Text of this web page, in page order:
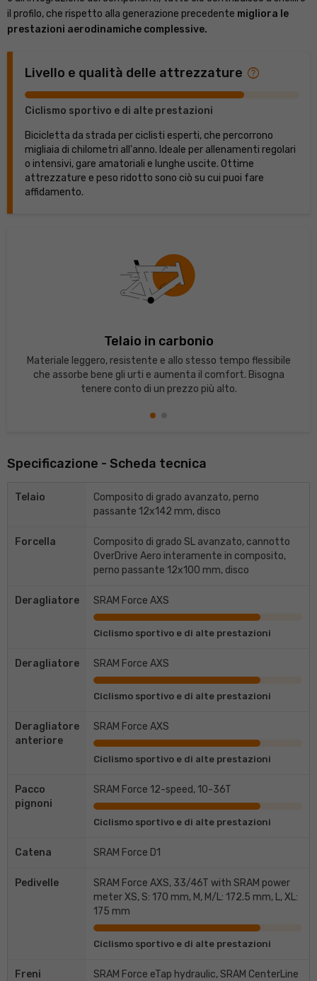
il profilo, che rispetto alla generazione precedente migliora le
prestazioni aerodinamiche complessive.
Livello e qualità delle attrezzature help
Ciclismo sportivo e di alte prestazioni
Bicicletta da strada per ciclisti esperti, che percorrono
migliaia di chilometri all'anno. Ideale per allenamenti regolari
o intensivi, gare amatoriali e lunghe uscite. Ottime
attrezzature e peso ridotto sono ciò su cui puoi fare
affidamento.
Telaio in carbonio
Materiale leggero, resistente e allo stesso tempo flessibile
che assorbe bene gli urti e aumenta il comfort. Bisogna
tenere conto di un prezzo più alto.
Specificazione - Scheda tecnica
Telaio
Composito di grado avanzato, perno
passante 12x142 mm, disco
Forcella
Composito di grado SL avanzato, cannotto
OverDrive Aero interamente in composito,
perno passante 12x100 mm, disco
Deragliatore SRAM Force AXS
Ciclismo sportivo e di alte prestazioni
Deragliatore SRAM Force AXS
Ciclismo sportivo e di alte prestazioni
Deragliatore
anteriore
SRAM Force AXS
Ciclismo sportivo e di alte prestazioni
Pacco
pignoni
SRAM Force 12-speed, 10-36T
Ciclismo sportivo e di alte prestazioni
Catena SRAM Force D1
Pedivelle
SRAM Force AXS, 33/46T with SRAM power
meter XS, S: 170 mm, M, M/L: 172.5 mm, L, XL:
175 mm
Ciclismo sportivo e di alte prestazioni
Freni
SRAM Force eTap hydraulic, SRAM CenterLine